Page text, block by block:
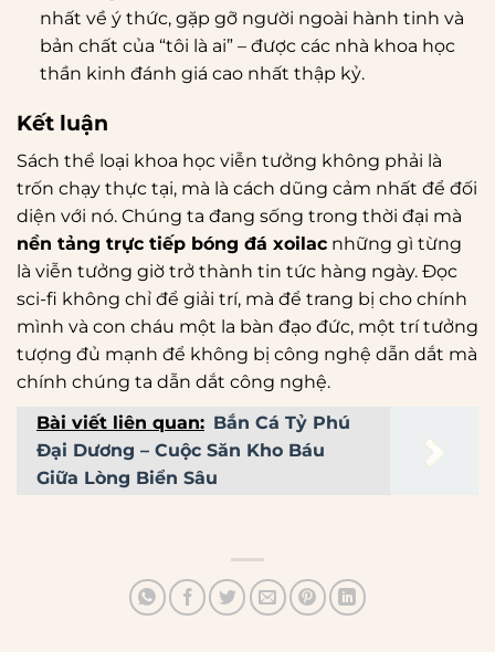
nhất về ý thức, gặp gỡ người ngoài hành tinh và
bản chất của “tôi là ai” – được các nhà khoa học
thần kinh đánh giá cao nhất thập kỷ.
Kết luận
Sách thể loại khoa học viễn tưởng không phải là
trốn chạy thực tại, mà là cách dũng cảm nhất để đối
diện với nó. Chúng ta đang sống trong thời đại mà
nền tảng trực tiếp bóng đá xoilac những gì từng
là viễn tưởng giờ trở thành tin tức hàng ngày. Đọc
sci-fi không chỉ để giải trí, mà để trang bị cho chính
mình và con cháu một la bàn đạo đức, một trí tưởng
tượng đủ mạnh để không bị công nghệ dẫn dắt mà
chính chúng ta dẫn dắt công nghệ.
Bài viết liên quan: Bắn Cá Tỷ Phú
Đại Dương – Cuộc Săn Kho Báu
Giữa Lòng Biển Sâu